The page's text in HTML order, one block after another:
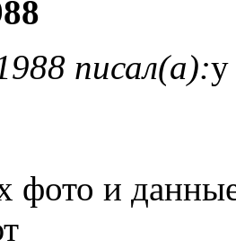
писал(а):у
фото и